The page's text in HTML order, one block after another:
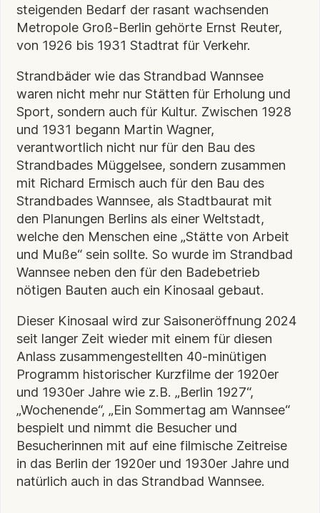
steigenden Bedarf der rasant wachsenden
Metropole Groß-Berlin gehörte Ernst Reuter,
von 1926 bis 1931 Stadtrat für Verkehr.
Strandbäder wie das Strandbad Wannsee
waren nicht mehr nur Stätten für Erholung und
Sport, sondern auch für Kultur. Zwischen 1928
und 1931 begann Martin Wagner,
verantwortlich nicht nur für den Bau des
Strandbades Müggelsee, sondern zusammen
mit Richard Ermisch auch für den Bau des
Strandbades Wannsee, als Stadtbaurat mit
den Planungen Berlins als einer Weltstadt,
welche den Menschen eine „Stätte von Arbeit
und Muße“ sein sollte. So wurde im Strandbad
Wannsee neben den für den Badebetrieb
nötigen Bauten auch ein Kinosaal gebaut.
Dieser Kinosaal wird zur Saisoneröffnung 2024
seit langer Zeit wieder mit einem für diesen
Anlass zusammengestellten 40-minütigen
Programm historischer Kurzfilme der 1920er
und 1930er Jahre wie z.B. „Berlin 1927“,
„Wochenende“, „Ein Sommertag am Wannsee“
bespielt und nimmt die Besucher und
Besucherinnen mit auf eine filmische Zeitreise
in das Berlin der 1920er und 1930er Jahre und
natürlich auch in das Strandbad Wannsee.